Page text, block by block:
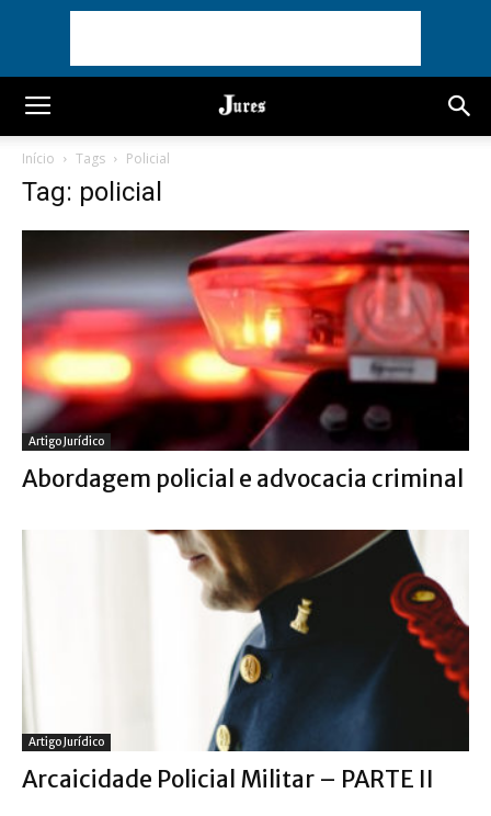
Início Tags Policial
Tag: policial
Artigo Jurídico
Abordagem policial e advocacia criminal
Artigo Jurídico
Arcaicidade Policial Militar – PARTE II